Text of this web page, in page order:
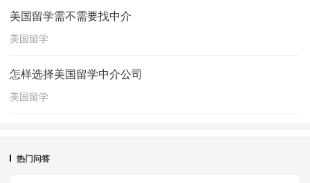
美国留学需不需要找中介
美国留学
怎样选择美国留学中介公司
美国留学
热门问答